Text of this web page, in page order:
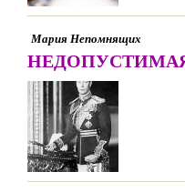
Мария Непомнящих